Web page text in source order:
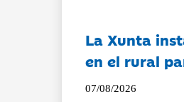
La Xunta
en el rural
07/08/2026